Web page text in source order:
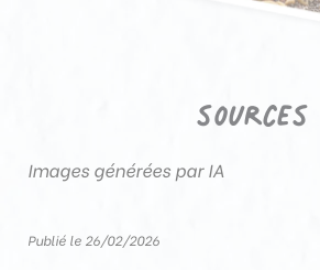
sources
Images générées par IA
Publié le 26/02/2026